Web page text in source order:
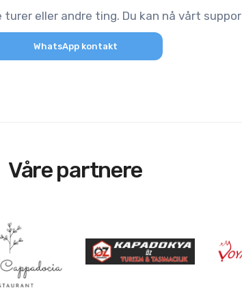
eller andre ting. Du kan nå vårt
WhatsApp kontakt
Våre partnere